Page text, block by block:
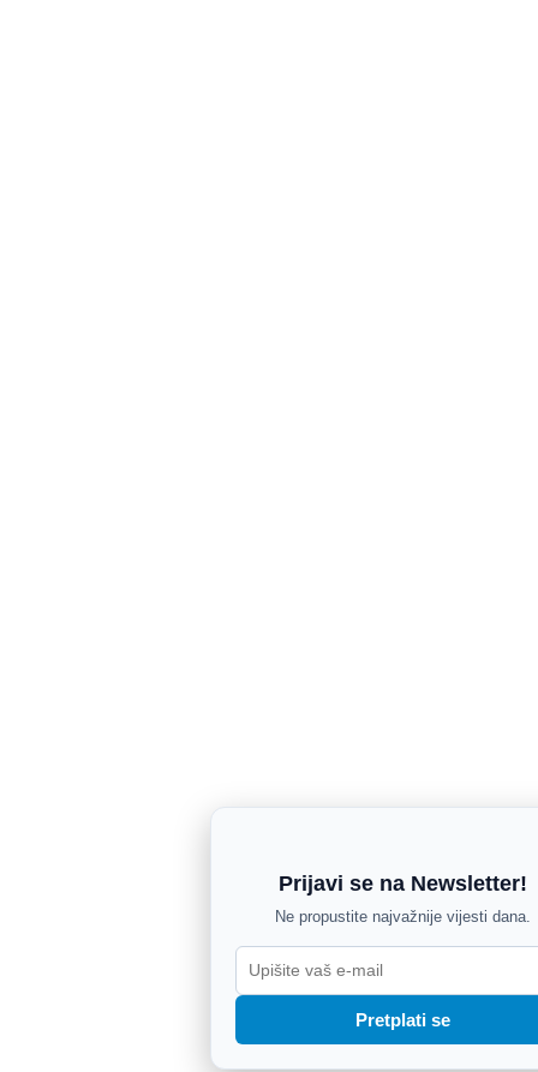
Prijavi se na Newsletter!
Ne propustite najvažnije vijesti dana.
Pretplati se